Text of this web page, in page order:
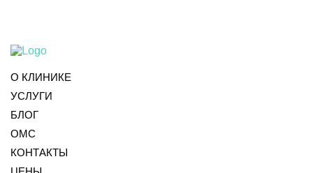
О КЛИНИКЕ
УСЛУГИ
БЛОГ
ОМС
КОНТАКТЫ